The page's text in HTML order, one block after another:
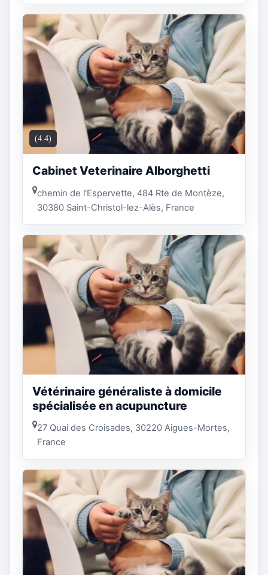
(4.4)
Cabinet Veterinaire Alborghetti
chemin de l'Espervette, 484 Rte de Montèze,
30380 Saint-Christol-lez-Alès, France
Vétérinaire généraliste à domicile
spécialisée en acupuncture
27 Quai des Croisades, 30220 Aigues-Mortes,
France